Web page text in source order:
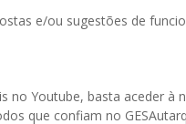
e/ou sugestões de
no Youtube, basta aceder à
que confiam no